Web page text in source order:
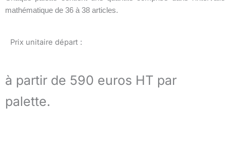
mathématique de 36 à 38 articles.
Prix unitaire départ :
à partir de 590 euros HT par
palette.